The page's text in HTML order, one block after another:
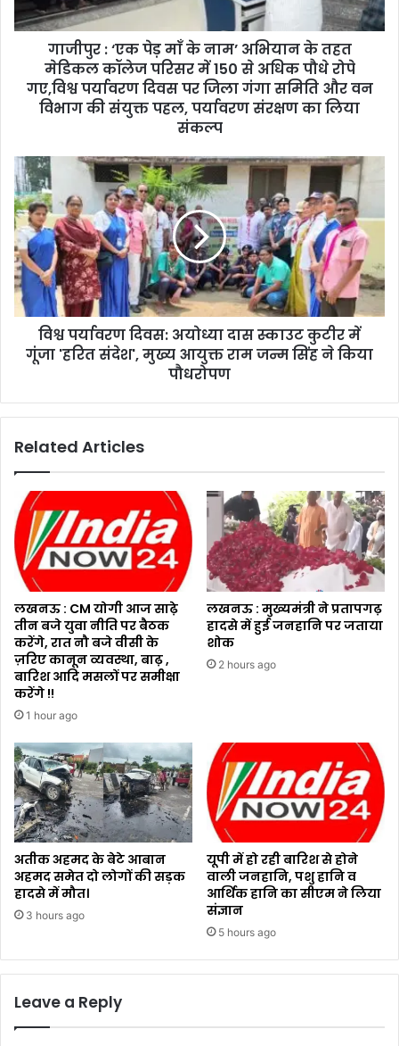
गाजीपुर : ‘एक पेड़ माँ के नाम’ अभियान के तहत
मेडिकल कॉलेज परिसर में 150 से अधिक पौधे रोपे
गए,विश्व पर्यावरण दिवस पर जिला गंगा समिति और वन
विभाग की संयुक्त पहल, पर्यावरण संरक्षण का लिया
संकल्प
विश्व पर्यावरण दिवस: अयोध्या दास स्काउट कुटीर में
गूंजा 'हरित संदेश', मुख्य आयुक्त राम जन्म सिंह ने किया
पौधरोपण
Related Articles
लखनऊ : CM योगी आज साढ़े
तीन बजे युवा नीति पर बैठक
करेंगे, रात नौ बजे वीसी के
ज़रिए कानून व्यवस्था, बाढ़ ,
बारिश आदि मसलों पर समीक्षा
करेंगे !!
1 hour ago
लखनऊ : मुख्यमंत्री ने प्रतापगढ़
हादसे में हुई जनहानि पर जताया
शोक
2 hours ago
अतीक अहमद के बेटे आबान
अहमद समेत दो लोगों की सड़क
हादसे में मौत।
3 hours ago
यूपी में हो रही बारिश से होने
वाली जनहानि, पशु हानि व
आर्थिक हानि का सीएम ने लिया
संज्ञान
5 hours ago
Leave a Reply